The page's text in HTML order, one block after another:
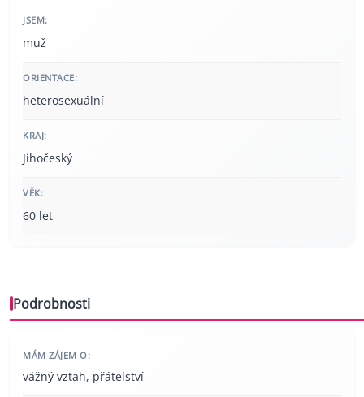
JSEM:
muž
ORIENTACE:
heterosexuální
KRAJ:
Jihočeský
VĚK:
60 let
Podrobnosti
MÁM ZÁJEM O:
vážný vztah, přátelství